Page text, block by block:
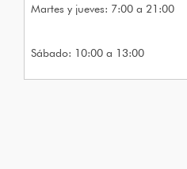
Martes y jueves: 7:00 a 21:00
Sábado: 10:00 a 13:00